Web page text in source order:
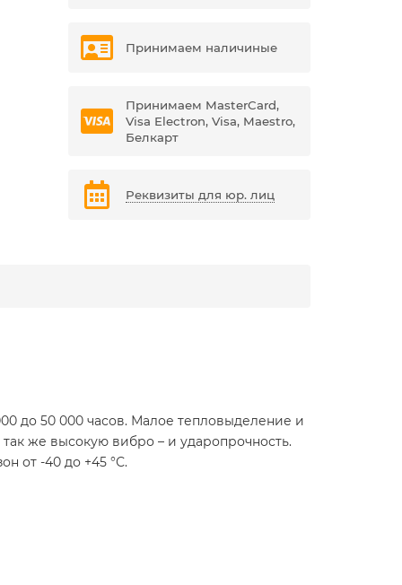
Принимаем наличиные
Принимаем MasterCard,
Visa Electron, Visa, Maestro,
Белкарт
Реквизиты для юр. лиц
до 50 000 часов. Малое тепловыделение и
же высокую вибро – и ударопрочность.
от -40 до +45 °С.